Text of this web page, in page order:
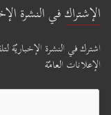
الإشتراك في النشرة
اشترك في النشرة الإخباريّة
الإعلانات العامّة